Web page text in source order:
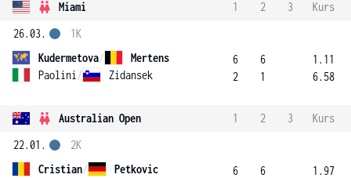
Miami 1 2 3
Kurs
26.03.
Kudermetova/
Mertens
Paolini / Zidansek
1K
6
2
6
1
1.11
6.58
Australian Open 1 2 3
Kurs
22.01.
Cristian/
Petkovic
2K
6
6
1.97